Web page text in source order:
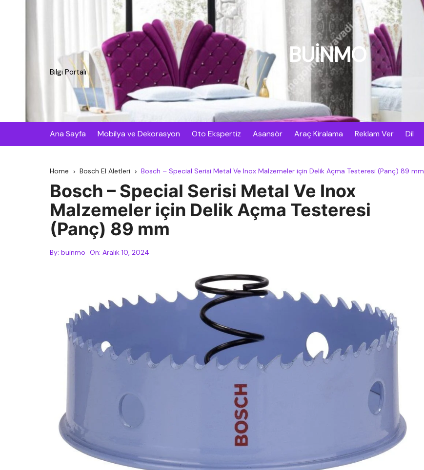
BUİNMO
Bilgi Portalı
Ana Sayfa Mobilya ve Dekorasyon Oto Ekspertiz Asansör Araç Kiralama Reklam Ver Dil
Home Bosch El Aletleri Bosch – Special Serisi Metal Ve Inox Malzemeler için Delik Açma Testeresi (Panç) 89 mm
Bosch – Special Serisi Metal Ve Inox
Malzemeler için Delik Açma Testeresi
(Panç) 89 mm
By: buinmo On: Aralık 10, 2024